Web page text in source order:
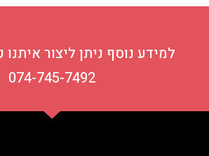
למידע נוסף ניתן ליצור
074-745-7492